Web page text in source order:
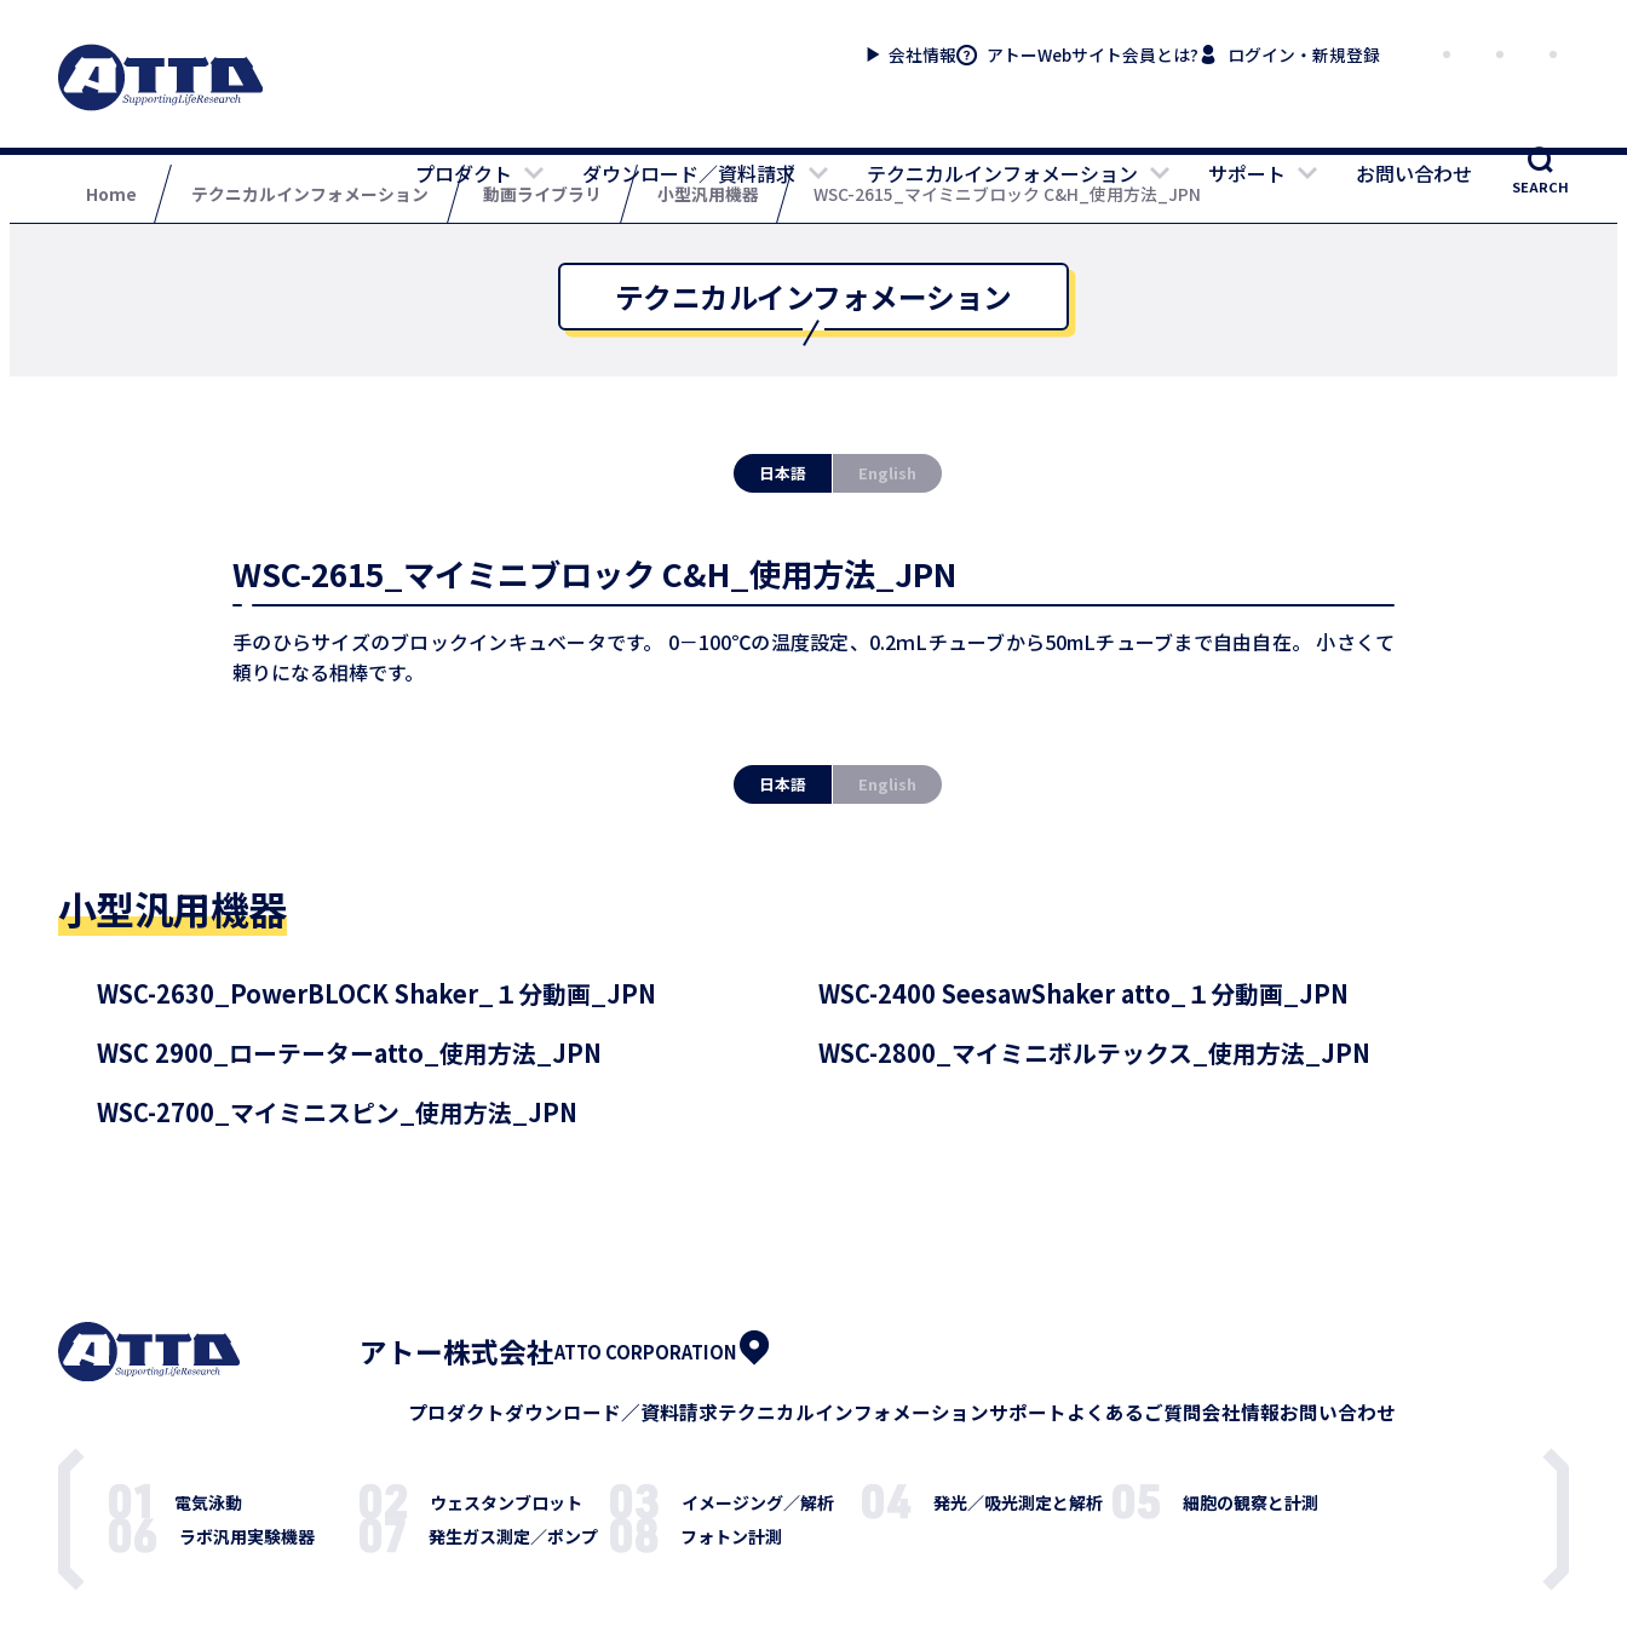
会社情報 アトーWebサイト会員とは? ログイン・新規登録
プロダクト ダウンロード／資料請求 テクニカルインフォメーション サポート お問い合わせ SEARCH
Home テクニカルインフォメーション 動画ライブラリ 小型汎用機器 WSC-2615_マイミニブロック C&H_使用方法_JPN
テクニカルインフォメーション
日本語 English
WSC-2615_マイミニブロック C&H_使用方法_JPN
手のひらサイズのブロックインキュベータです。 0－100℃の温度設定、0.2ｍLチューブから50mLチューブまで自由自在。 小さくて
頼りになる相棒です。
日本語 English
小型汎用機器
WSC-2630_PowerBLOCK Shaker_１分動画_JPN
WSC-2400 SeesawShaker atto_１分動画_JPN
WSC 2900_ローテーターatto_使用方法_JPN
WSC-2800_マイミニボルテックス_使用方法_JPN
WSC-2700_マイミニスピン_使用方法_JPN
アトー株式会社ATTO CORPORATION
プロダクトダウンロード／資料請求テクニカルインフォメーションサポートよくあるご質問会社情報お問い合わせ
電気泳動 ウェスタンブロット イメージング／解析 発光／吸光測定と解析
細胞の観察と計測
ラボ汎用実験機器
発生ガス測定／ポンプ フォトン計測